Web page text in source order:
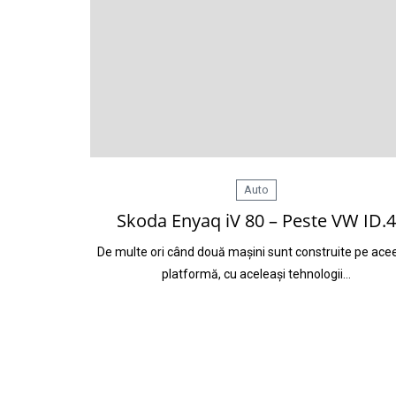
Auto
Skoda Enyaq iV 80 – Peste VW ID.4
De multe ori când două mașini sunt construite pe
platformă, cu aceleași tehnologii…